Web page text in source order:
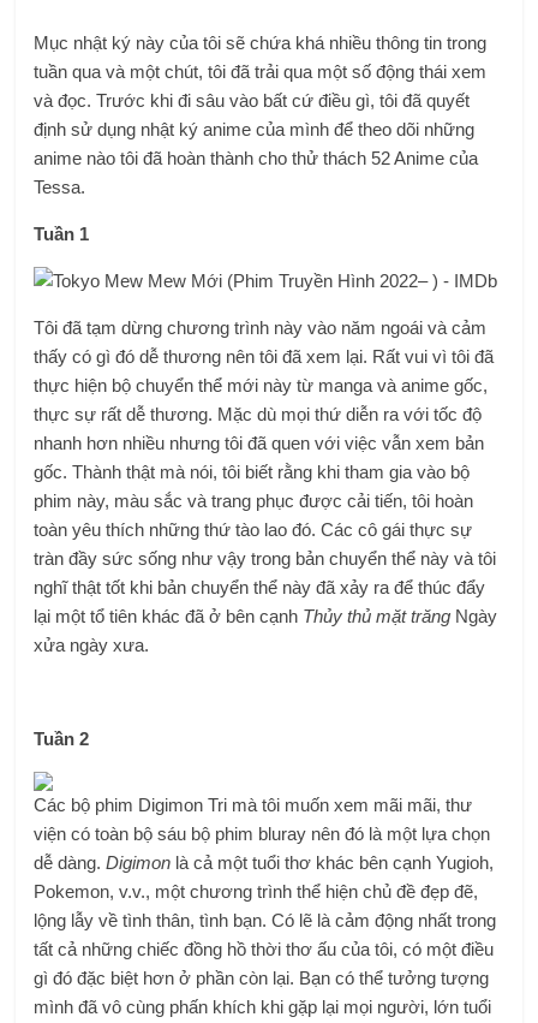
Mục nhật ký này của tôi sẽ chứa khá nhiều thông tin trong
tuần qua và một chút, tôi đã trải qua một số động thái xem
và đọc. Trước khi đi sâu vào bất cứ điều gì, tôi đã quyết
định sử dụng nhật ký anime của mình để theo dõi những
anime nào tôi đã hoàn thành cho thử thách 52 Anime của
Tessa.
Tuần 1
Tôi đã tạm dừng chương trình này vào năm ngoái và cảm
thấy có gì đó dễ thương nên tôi đã xem lại. Rất vui vì tôi đã
thực hiện bộ chuyển thể mới này từ manga và anime gốc,
thực sự rất dễ thương. Mặc dù mọi thứ diễn ra với tốc độ
nhanh hơn nhiều nhưng tôi đã quen với việc vẫn xem bản
gốc. Thành thật mà nói, tôi biết rằng khi tham gia vào bộ
phim này, màu sắc và trang phục được cải tiến, tôi hoàn
toàn yêu thích những thứ tào lao đó. Các cô gái thực sự
tràn đầy sức sống như vậy trong bản chuyển thể này và tôi
nghĩ thật tốt khi bản chuyển thể này đã xảy ra để thúc đẩy
lại một tổ tiên khác đã ở bên cạnh Thủy thủ mặt trăng Ngày
xửa ngày xưa.
Tuần 2
Các bộ phim Digimon Tri mà tôi muốn xem mãi mãi, thư
viện có toàn bộ sáu bộ phim bluray nên đó là một lựa chọn
dễ dàng.Digimon là cả một tuổi thơ khác bên cạnh Yugioh,
Pokemon, v.v., một chương trình thể hiện chủ đề đẹp đẽ,
lộng lẫy về tình thân, tình bạn. Có lẽ là cảm động nhất trong
tất cả những chiếc đồng hồ thời thơ ấu của tôi, có một điều
gì đó đặc biệt hơn ở phần còn lại. Bạn có thể tưởng tượng
mình đã vô cùng phấn khích khi gặp lại mọi người, lớn tuổi